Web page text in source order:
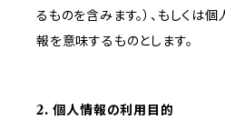
るものを含みます。）、もしくは
報を意味するものとします。
2. 個人情報の利用目的